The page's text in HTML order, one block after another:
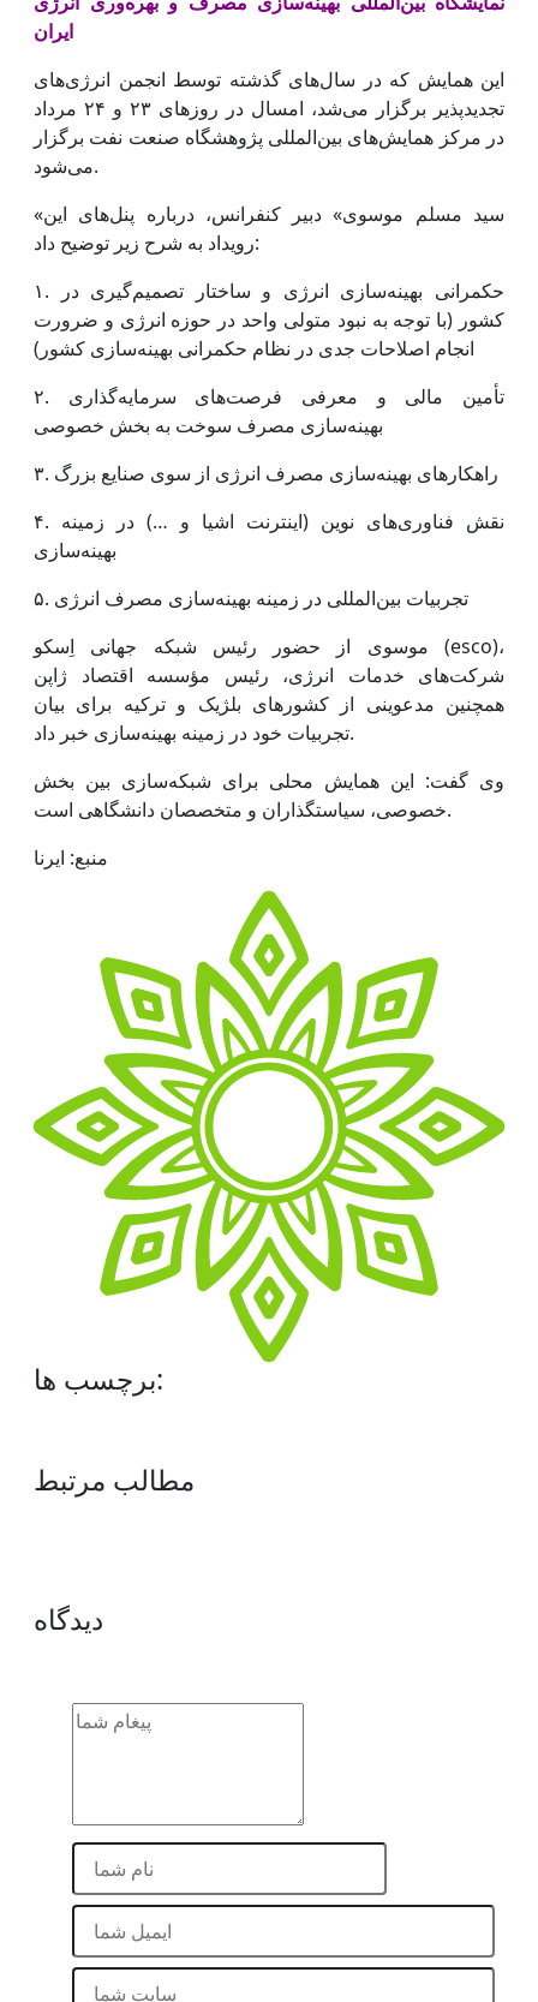
ایران
این همایش که در سال‌های گذشته توسط انجمن انرژی‌های
تجدیدپذیر برگزار می‌شد، امسال در روزهای ۲۳ و ۲۴ مرداد
در مرکز همایش‌های بین‌المللی پژوهشگاه صنعت نفت برگزار
می‌شود.
«سید مسلم موسوی» دبیر کنفرانس، درباره پنل‌های این
رویداد به شرح زیر توضیح داد:
۱. حکمرانی بهینه‌سازی انرژی و ساختار تصمیم‌گیری در
کشور (با توجه به نبود متولی واحد در حوزه انرژی و ضرورت
انجام اصلاحات جدی در نظام حکمرانی بهینه‌سازی کشور)
۲. تأمین مالی و معرفی فرصت‌های سرمایه‌گذاری
بهینه‌سازی مصرف سوخت به بخش خصوصی
۳. راهکارهای بهینه‌سازی مصرف انرژی از سوی صنایع بزرگ
۴. نقش فناوری‌های نوین (اینترنت اشیا و …) در زمینه
بهینه‌سازی
۵. تجربیات بین‌المللی در زمینه بهینه‌سازی مصرف انرژی
موسوی از حضور رئیس شبکه جهانی اِسکو (esco)،
شرکت‌های خدمات انرژی، رئیس مؤسسه اقتصاد ژاپن
همچنین مدعوینی از کشورهای بلژیک و ترکیه برای بیان
تجربیات خود در زمینه بهینه‌سازی خبر داد.
وی گفت: این همایش محلی برای شبکه‌سازی بین بخش
خصوصی، سیاستگذاران و متخصصان دانشگاهی است.
منبع: ایرنا
برچسب ها:
مطالب مرتبط
دیدگاه